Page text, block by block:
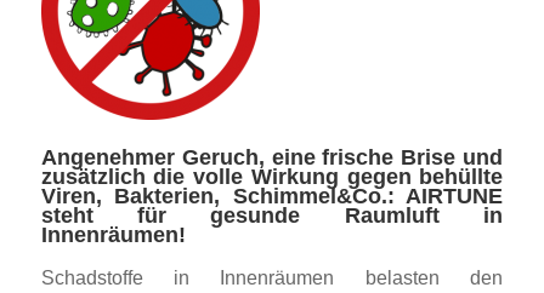
Angenehmer Geruch, eine frische Brise und
zusätzlich die volle Wirkung gegen behüllte
Viren, Bakterien, Schimmel&Co.: AIRTUNE
steht für gesunde Raumluft in
Innenräumen!
Schadstoffe in Innenräumen belasten den